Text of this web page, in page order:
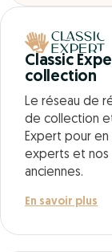
Classic
collection
Le réseau de
de collection
Expert pour en
experts et nos
anciennes.
En savoir plus